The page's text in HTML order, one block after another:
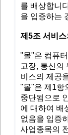
를 배상합니
을 입증하는
제5조 서비
"몰"은 컴퓨
고장, 통신의
비스의 제공
"몰"은 제1항
중단됨으로
에 대하여 배
없음을 입증
사업종목의